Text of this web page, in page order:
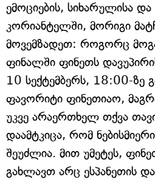
ემოციების, სიხარულისა
კორიანტელში, მორიგი
მოვემზადეთ: როგორც
ფინალში ფინეთს
10 სექტემბერს, 18:00-ზე
ფავორიტი ფინეთიაო,
უკვე არაერთხელ თქვა
დაამტკიცა, რომ
შეუძლია. მით უმეტეს,
გახლავთ არც ესპანეთის